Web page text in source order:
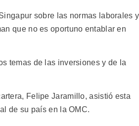
sobre las normas laborales y
que no es oportuno entablar en
temas de las inversiones y de la
Felipe Jaramillo, asistió esta
de su país en la OMC.